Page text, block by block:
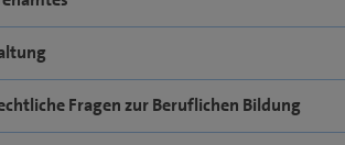
Fragen zur Beruflichen Bildung